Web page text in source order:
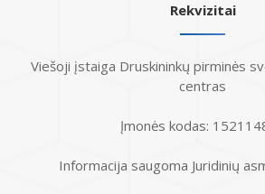
Rekvizitai
Viešoji įstaiga Druskininkų pirminės
centras
Įmonės kodas:
Informacija saugoma Juridinių